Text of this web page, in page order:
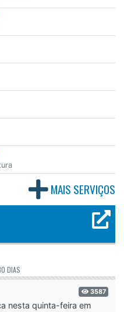
MAIS SERVIÇOS
DIAS
3587
nesta quinta-feira em